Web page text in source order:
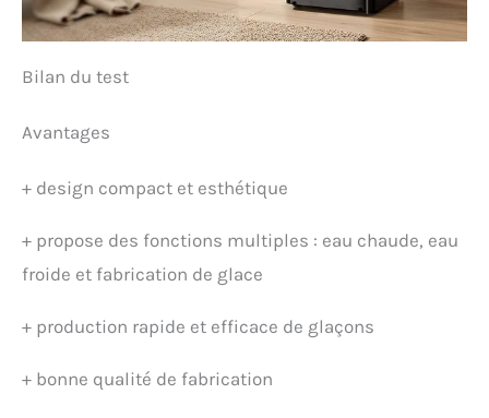
Bilan du test
Avantages
+ design compact et esthétique
+ propose des fonctions multiples : eau chaude, eau
froide et fabrication de glace
+ production rapide et efficace de glaçons
+ bonne qualité de fabrication